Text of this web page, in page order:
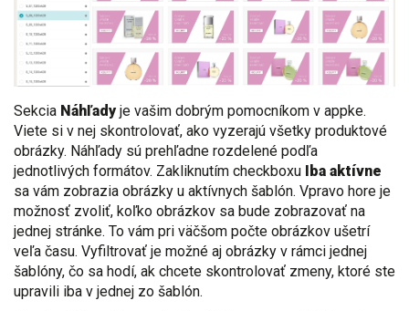
Sekcia Náhľadyje vašim dobrým pomocníkom v appke.
Viete si v nej skontrolovať, ako vyzerajú všetky produktové
obrázky. Náhľady sú prehľadne rozdelené podľa
jednotlivých formátov. Zakliknutím checkboxu
Iba aktívne
sa vám zobrazia obrázky u aktívnych šablón. Vpravo hore je
možnosť zvoliť, koľko obrázkov sa bude zobrazovať na
jednej stránke. To vám pri väčšom počte obrázkov ušetrí
veľa času. Vyfiltrovať je možné aj obrázky v rámci jednej
šablóny, čo sa hodí, ak chcete skontrolovať zmeny, ktoré ste
upravili iba v jednej zo šablón.